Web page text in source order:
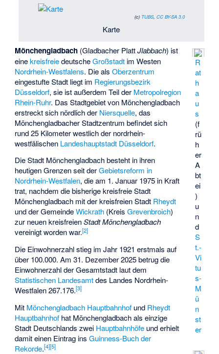
(c) TUBS, CC BY-SA 3.0
Karte
R
at
h
a
u
s
(f
rü
h
er
A
bt
ei
)
u
n
d
S
t.-
Vi
tu
s-
M
ü
n
st
er
Mönchengladbach (Gladbacher PlattJlabbach) ist
einekreisfreiedeutscheGroßstadt im Westen
Nordrhein-Westfalens. Die alsOberzentrum
eingestufte Stadt liegt im Regierungsbezirk
Düsseldorf, sie ist außerdem Teil der Metropolregion
Rhein-Ruhr. Das Stadtgebiet von Mönchengladbach
erstreckt sich nördlich der Niersquelle, das
Mönchengladbacher Stadtzentrum befindet sich
rund 25 Kilometer westlich der nordrhein-
westfälischen Landeshauptstadt Düsseldorf.
Die Stadt Mönchengladbach besteht in ihren
heutigen Grenzen seit derGebietsreform in
Nordrhein-Westfalen, die am 1. Januar 1975 in Kraft
trat, nachdem die bisherige kreisfreie Stadt
Mönchengladbach mit der kreisfreien Stadt Rheydt
und der GemeindeWickrath (KreisGrevenbroich)
zur neuen kreisfreienStadt Mönchengladbach
vereinigt worden war.[2]
Die Einwohnerzahl stieg im Jahr 1921 erstmals auf
über 100.000. Am 31. Dezember 2025 betrug die
Einwohnerzahl der Gesamtstadt laut dem
Statistischen Landesamtdes Landes Nordrhein-
Westfalen 267.176.[3]
Mit Mönchengladbach Hauptbahnhof und Rheydt
Hauptbahnhof hat Mönchengladbach als einzige
Stadt Deutschlands zwei Hauptbahnhöfe und erhielt
damit einen Eintrag insGuinness-Buch der
Rekorde.[4][5]